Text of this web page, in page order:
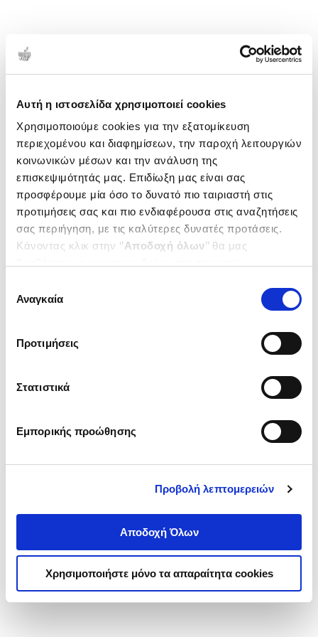
Αυτή η ιστοσελίδα χρησιμοποιεί cookies
Χρησιμοποιούμε cookies για την εξατομίκευση
περιεχομένου και διαφημίσεων, την παροχή λειτουργιών
κοινωνικών μέσων και την ανάλυση της
επισκεψιμότητάς μας. Επιδίωξη μας είναι σας
προσφέρουμε μία όσο το δυνατό πιο ταιριαστή στις
προτιμήσεις σας και πιο ενδιαφέρουσα στις αναζητήσεις
σας περιήγηση, με τις καλύτερες δυνατές προτάσεις.
Κάνοντας κλικ στην ‘’Αποδοχή όλων’’ θα μας
ενδιαφέρουν και να επιλέξετε από τα παρακάτω με την
΄΄και να ενημερωθείτε σχετικά με
συγκατάθεσης
Αναγκαία
Προτιμήσεις
Στατιστικά
Εμπορικής προώθησης
Προβολή λεπτομερειών
Αποδοχή Όλων
Χρησιμοποιήστε μόνο τα απαραίτητα cookies